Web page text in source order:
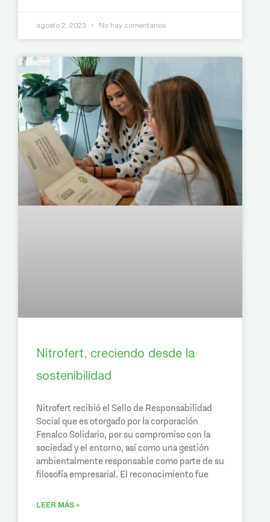
agosto 2, 2023 No hay comentarios
Nitrofert, creciendo desde la
sostenibilidad
Nitrofert recibió el Sello de Responsabilidad
Social que es otorgado por la corporación
Fenalco Solidario, por su compromiso con la
sociedad y el entorno, así como una gestión
ambientalmente responsable como parte de su
filosofía empresarial. El reconocimiento fue
LEER MÁS »